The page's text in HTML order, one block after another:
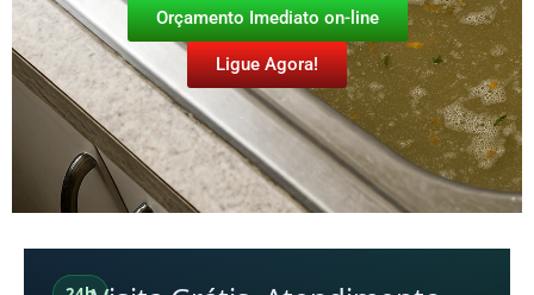
Orçamento Imediato on-line
Ligue Agora!